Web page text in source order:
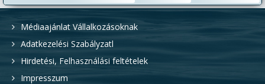
Médiaajánlat Vállalkozásoknak
Adatkezelési Szabályzatl
Hirdetési, Felhasználási feltételek
Impresszum